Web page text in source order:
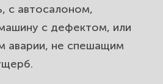
и навязанная
с автосалоном,
с дефектом, или
аварии, не спешащим